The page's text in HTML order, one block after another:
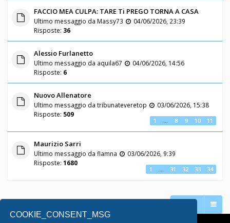
COOKIE_CONSENT_MSG
FACCIO MEA CULPA: TARE Ti PREGO TORNA A CASA
Ultimo messaggio da Massy73
04/06/2026, 23:39
Risposte: 36
Alessio Furlanetto
Ultimo messaggio da aquila67
04/06/2026, 14:56
Risposte: 6
Nuovo Allenatore
Ultimo messaggio da tribunateveretop
03/06/2026, 15:38
Risposte: 509
1 8 9 10 11
Maurizio Sarri
Ultimo messaggio da flamna
03/06/2026, 9:39
Risposte: 1680
1 31 32 33 34